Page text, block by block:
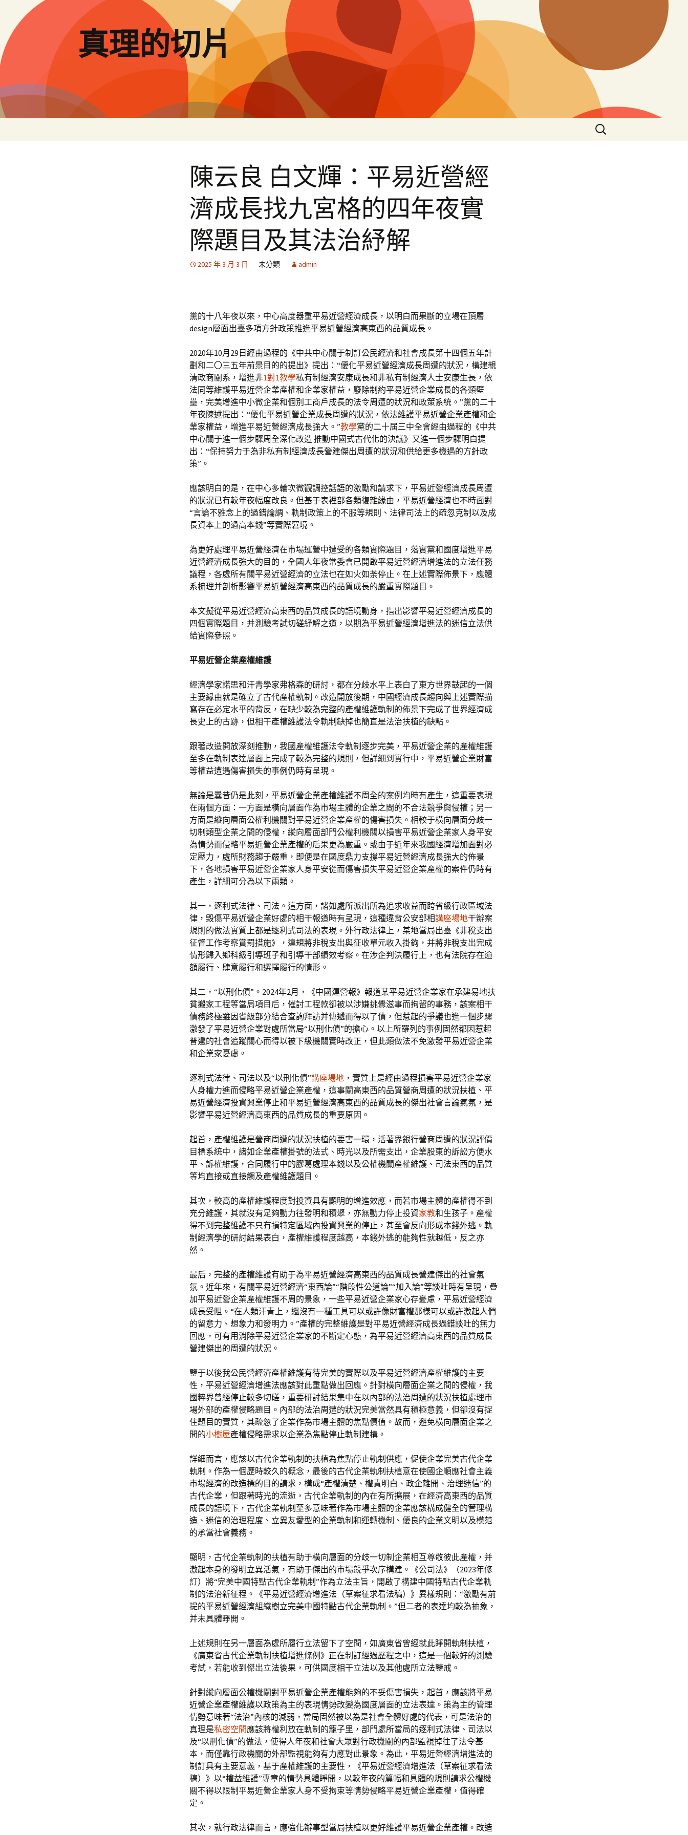
要
內
容
真理的切片
搜
尋
陳云良 白文輝：平易近營經
濟成長找九宮格的四年夜實
際題目及其法治紓解
2025 年 3 月 3 日 未分類 admin
黨的十八年夜以來，中心高度器重平易近營經濟成長，以明白而果斷的立場在頂層
design層面出臺多項方針政策推進平易近營經濟高東西的品質成長。
2020年10月29日經由過程的《中共中心關于制訂公民經濟和社會成長第十四個五年計
劃和二〇三五年前景目的的提出》提出：“優化平易近營經濟成長周遭的狀況，構建親
清政商關系，增進非1對1教學私有制經濟安康成長和非私有制經濟人士安康生長，依
法同等維護平易近營企業產權和企業家權益，廢除制約平易近營企業成長的各類壁
壘，完美增進中小微企業和個別工商戶成長的法令周遭的狀況和政策系統。”黨的二十
年夜陳述提出：“優化平易近營企業成長周遭的狀況，依法維護平易近營企業產權和企
業家權益，增進平易近營經濟成長強大。”教學黨的二十屆三中全會經由過程的《中共
中心關于進一個步驟周全深化改造 推動中國式古代化的決議》又進一個步驟明白提
出：“保持努力于為非私有制經濟成長營建傑出周遭的狀況和供給更多機遇的方針政
策”。
應該明白的是，在中心多輪次微觀調控話語的激勵和請求下，平易近營經濟成長周遭
的狀況已有較年夜幅度改良。但基于表裡部各類復雜緣由，平易近營經濟也不時面對
“言論不雅念上的過錯論調、軌制政策上的不服等規則、法律司法上的疏忽克制以及成
長資本上的過高本錢”等實際窘境。
為更好處理平易近營經濟在市場運營中遭受的各類實際題目，落實黨和國度增進平易
近營經濟成長強大的目的，全國人年夜常委會已開啟平易近營經濟增進法的立法任務
議程，各處所有關平易近營經濟的立法也在如火如荼停止。在上述實際佈景下，應體
系梳理并剖析影響平易近營經濟高東西的品質成長的嚴重實際題目。
本文擬從平易近營經濟高東西的品質成長的語境動身，指出影響平易近營經濟成長的
四個實際題目，并測驗考試切磋紓解之道，以期為平易近營經濟增進法的迷信立法供
給實際參照。
平易近營企業產權維護
經濟學家諾思和汗青學家弗格森的研討，都在分歧水平上表白了東方世界鼓起的一個
主要緣由就是確立了古代產權軌制。改造開放後期，中國經濟成長趨向與上述實際描
寫存在必定水平的背反，在缺少較為完整的產權維護軌制的佈景下完成了世界經濟成
長史上的古跡，但相干產權維護法令軌制缺掉也簡直是法治扶植的缺點。
跟著改造開放深刻推動，我國產權維護法令軌制逐步完美，平易近營企業的產權維護
至多在軌制表達層面上完成了較為完整的規則，但詳細到實行中，平易近營企業財富
等權益遭遇傷害損失的事例仍時有呈現。
無論是曩昔仍是此刻，平易近營企業產權維護不周全的案例均時有產生，這重要表現
在兩個方面：一方面是橫向層面作為市場主體的企業之間的不合法競爭與侵權；另一
方面是縱向層面公權利機關對平易近營企業產權的傷害損失。相較于橫向層面分歧一
切制類型企業之間的侵權，縱向層面部門公權利機關以損害平易近營企業家人身平安
為情勢而侵略平易近營企業產權的后果更為嚴重。或由于近年來我國經濟增加面對必
定壓力，處所財務趨于嚴重，即便是在國度鼎力支撐平易近營經濟成長強大的佈景
下，各地損害平易近營企業家人身平安從而傷害損失平易近營企業產權的案件仍時有
產生，詳細可分為以下兩類。
其一，逐利式法律、司法。這方面，諸如處所派出所為追求收益而跨省級行政區域法
律，毀傷平易近營企業好處的相干報道時有呈現，這種違背公安部相講座場地干辦案
規則的做法實質上都是逐利式司法的表現。外行政法律上，某地當局出臺《非稅支出
征督工作考察賞罰措施》，違規將非稅支出與征收單元收入掛鉤，并將非稅支出完成
情形歸入鄉科級引導班子和引導干部績效考察。在涉企判決履行上，也有法院存在逾
額履行、肆意履行和選擇履行的情形。
其二，“以刑化債”。2024年2月，《中國運營報》報道某平易近營企業家在承建易地扶
貧搬家工程等當局項目后，催討工程款卻被以涉嫌挑釁滋事而拘留的事務，該案相干
債務終極雖因省級部分結合查詢拜訪并傳遞而得以了債，但惹起的爭議也進一個步驟
激發了平易近營企業對處所當局“以刑化債”的擔心。以上所羅列的事例固然都因惹起
普遍的社會追蹤關心而得以被下級機關實時改正，但此類做法不免激發平易近營企業
和企業家憂慮。
逐利式法律、司法以及“以刑化債”講座場地 ，實質上是經由過程損害平易近營企業家
人身權力進而侵略平易近營企業產權，這事關高東西的品質營商周遭的狀況扶植、平
易近營經濟投資興業停止和平易近營經濟高東西的品質成長的傑出社會言論氣氛，是
影響平易近營經濟高東西的品質成長的重要原因。
起首，產權維護是營商周遭的狀況扶植的要害一環，活著界銀行營商周遭的狀況評價
目標系統中，諸如企業產權掛號的法式、時光以及所需支出，企業股東的訴訟方便水
平、訴權維護，合同履行中的膠葛處理本錢以及公權機關產權維護、司法東西的品質
等均直接或直接觸及產權維護題目。
其次，較高的產權維護程度對投資具有顯明的增進效應，而若市場主體的產權得不到
充分維護，其就沒有足夠動力往發明和積聚，亦無動力停止投資家教和生孩子。產權
得不到完整維護不只有損特定區域內投資興業的停止，甚至會反向形成本錢外逃。軌
制經濟學的研討結果表白，產權維護程度越高，本錢外逃的能夠性就越低，反之亦
然。
最后，完整的產權維護有助于為平易近營經濟高東西的品質成長營建傑出的社會氣
氛。近年來，有關平易近營經濟“東西論”“階段性公道論”“加入論”等談吐時有呈現，疊
加平易近營企業產權維護不周的景象，一些平易近營企業家心存憂慮，平易近營經濟
成長受阻。“在人類汗青上，還沒有一種工具可以或許像財富權那樣可以或許激起人們
的留意力、想象力和發明力。”產權的完整維護是對平易近營經濟成長過錯談吐的無力
回應，可有用消除平易近營企業家的不斷定心態，為平易近營經濟高東西的品質成長
營建傑出的周遭的狀況。
鑒于以後我公民營經濟產權維護有待完美的實際以及平易近營經濟產權維護的主要
性，平易近營經濟增進法應該對此重點做出回應。針對橫向層面企業之間的侵權，我
國粹界曾經停止較多切磋，重要研討結果集中在以內部的法治周遭的狀況扶植處理市
場外部的產權侵略題目。內部的法治周遭的狀況完美當然具有積極意義，但卻沒有捉
住題目的實質，其疏忽了企業作為市場主體的焦點價值。故而，避免橫向層面企業之
間的小樹屋產權侵略需求以企業為焦點停止軌制建構。
詳細而言，應該以古代企業軌制的扶植為焦點停止軌制供應，促使企業完美古代企業
軌制。作為一個歷時較久的概念，最後的古代企業軌制扶植意在使國企順應社會主義
市場經濟的改造標的目的請求，構成“產權清楚、權責明白、政企離開、治理迷信”的
古代企業，但跟著時光的流逝，古代企業軌制的內在有所擴展，在經濟高東西的品質
成長的語境下，古代企業軌制至多意味著作為市場主體的企業應該構成健全的管理構
造、迷信的治理程度、立異友愛型的企業軌制和運轉機制、優良的企業文明以及模范
的承當社會義務。
顯明，古代企業軌制的扶植有助于橫向層面的分歧一切制企業相互尊敬彼此產權，并
激起本身的發明立異活氣，有助于傑出的市場競爭次序構建。《公司法》（2023年修
訂）將“完美中國特點古代企業軌制”作為立法主旨，開啟了構建中國特點古代企業軌
制的法治新征程。《平易近營經濟增進法（草案征求看法稿）》異樣規則：“激勵有前
提的平易近營經濟組織樹立完美中國特點古代企業軌制。”但二者的表達均較為抽象，
并未具體睜開。
上述規則在另一層面為處所履行立法留下了空間，如廣東省曾經就此睜開軌制扶植，
《廣東省古代企業軌制扶植增進條例》正在制訂經過歷程之中，這是一個較好的測驗
考試，若能收到傑出立法後果，可供國度相干立法以及其他處所立法鑒戒。
針對縱向層面公權機關對平易近營企業產權能夠的不妥傷害損失，起首，應該將平易
近營企業產權維護以政策為主的表現情勢改變為國度層面的立法表達。策為主的管理
情勢意味著“法治”內核的減弱，當局固然被以為是社會全體好處的代表，可是法治的
真理是私密空間應該將權利放在軌制的籠子里，部門處所當局的逐利式法律、司法以
及“以刑化債”的做法，使得人年夜和社會大眾對行政機關的內部監視掉往了法令基
本，而僅靠行政機關的外部監視能夠有力應對此景象。為此，平易近營經濟增進法的
制訂具有主要意義，基于產權維護的主要性，《平易近營經濟增進法（草案征求看法
稿）》以“權益維護”專章的情勢具體睜開，以較年夜的篇幅和具體的規則請求公權機
關不得以限制平易近營企業家人身不受拘束等情勢侵略平易近營企業產權，值得確
定。
其次，就行政法律而言，應強化辦事型當局扶植以更好維護平易近營企業產權。改造